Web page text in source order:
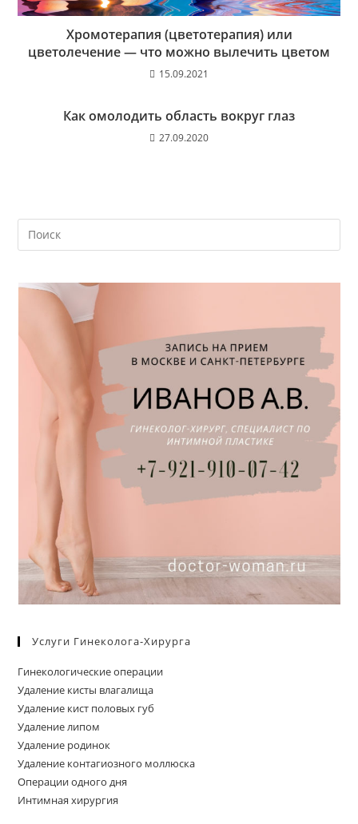
Хромотерапия (цветотерапия) или
цветолечение — что можно вылечить цветом
15.09.2021
Как омолодить область вокруг глаз
27.09.2020
Услуги Гинеколога-Хирурга
Гинекологические операции
Удаление кисты влагалища
Удаление кист половых губ
Удаление липом
Удаление родинок
Удаление контагиозного моллюска
Операции одного дня
Интимная хирургия